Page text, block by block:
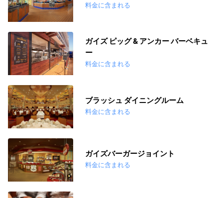
料金に含まれる
ガイズ ピッグ & アンカー バーベキュ
ー
料金に含まれる
ブラッシュ ダイニングルーム
料金に含まれる
ガイズバーガージョイント
料金に含まれる